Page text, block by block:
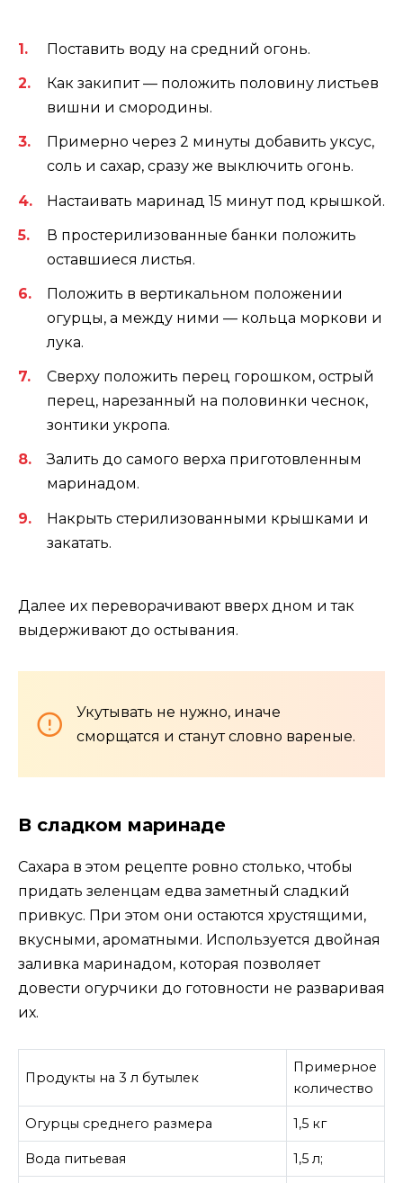
Поставить воду на средний огонь.
Как закипит — положить половину листьев
вишни и смородины.
Примерно через 2 минуты добавить уксус,
соль и сахар, сразу же выключить огонь.
Настаивать маринад 15 минут под крышкой.
В простерилизованные банки положить
оставшиеся листья.
Положить в вертикальном положении
огурцы, а между ними — кольца моркови и
лука.
Сверху положить перец горошком, острый
перец, нарезанный на половинки чеснок,
зонтики укропа.
Залить до самого верха приготовленным
маринадом.
Накрыть стерилизованными крышками и
закатать.
Далее их переворачивают вверх дном и так
выдерживают до остывания.
Укутывать не нужно, иначе
сморщатся и станут словно вареные.
В сладком маринаде
Сахара в этом рецепте ровно столько, чтобы
придать зеленцам едва заметный сладкий
привкус. При этом они остаются хрустящими,
вкусными, ароматными. Используется двойная
заливка маринадом, которая позволяет
довести огурчики до готовности не разваривая
их.
Продукты на 3 л бутылек
Примерное
количество
Огурцы среднего размера 1,5 кг
Вода питьевая 1,5 л;